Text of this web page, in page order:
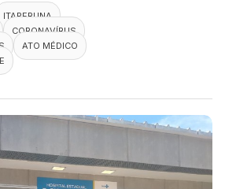
ITAPERUNA
CORONAVÍRUS
ATO MÉDICO